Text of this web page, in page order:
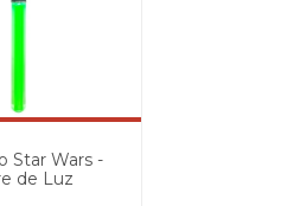
Star Wars -
de Luz